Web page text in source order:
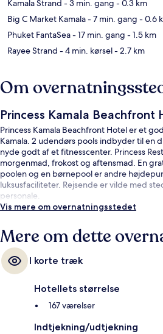
Kamala Strand - 3 min. gang - 0.3 km
Big C Market Kamala- 7 min. gang - 0.6
Phuket FantaSea- 17 min. gang - 1.5 km
Rayee Strand - 4 min. kørsel- 2.7 km
Om
Princess Kamala Beachfront
Princess Kamala Beachfront Hotel er et
Kamala. 2 udendørs pools indbyder til en
nyde godt af et fitnesscenter. Princess
morgenmad, frokost og aftensmad. En
poolen og en børnepool er andre
luksusfaciliteter. Rejsende er vilde med
personale.
Vis mere om overnatningsstedet
Mere om dette
I korte træk
Hotellets størrelse
167 værelser
Indtjekning/udtjekning